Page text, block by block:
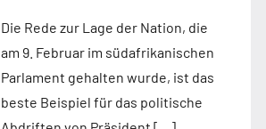
Die Rede zur Lage der Nation, die
am 9. Februar im südafrikanischen
Parlament gehalten wurde, ist das
beste Beispiel für das politische